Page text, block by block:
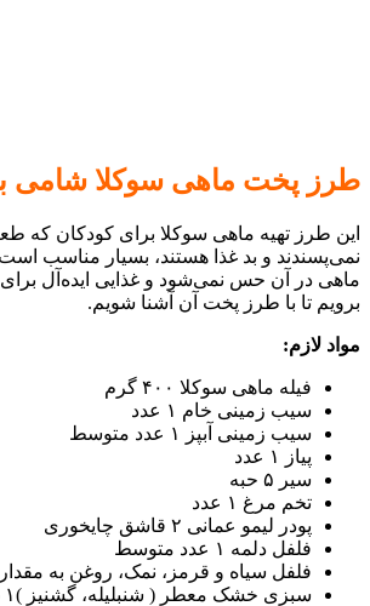
طرز پخت ماهی سوکلا شامی
این طرز تهیه ماهی سوکلا برای کودکان که
نمی‌پسندند و بد غذا هستند، بسیار مناسب
ماهی در آن حس نمی‌شود و غذایی اید‌ه‌آل
برویم تا با طرز پخت آن آشنا شویم.
مواد لازم:
فیله ماهی سوکلا ۴۰۰ گرم
سیب زمینی خام ۱ عدد
سیب زمینی آبپز ۱ عدد متوسط
پیاز ۱ عدد
سیر ۵ حبه
تخم مرغ ۱ عدد
پودر لیمو عمانی ۲ قاشق چایخوری
فلفل دلمه ۱ عدد متوسط
فلفل سیاه و قرمز، نمک، روغن به
سبزی خشک معطر ( شنبلیله، گشنیز )۱ ق چ